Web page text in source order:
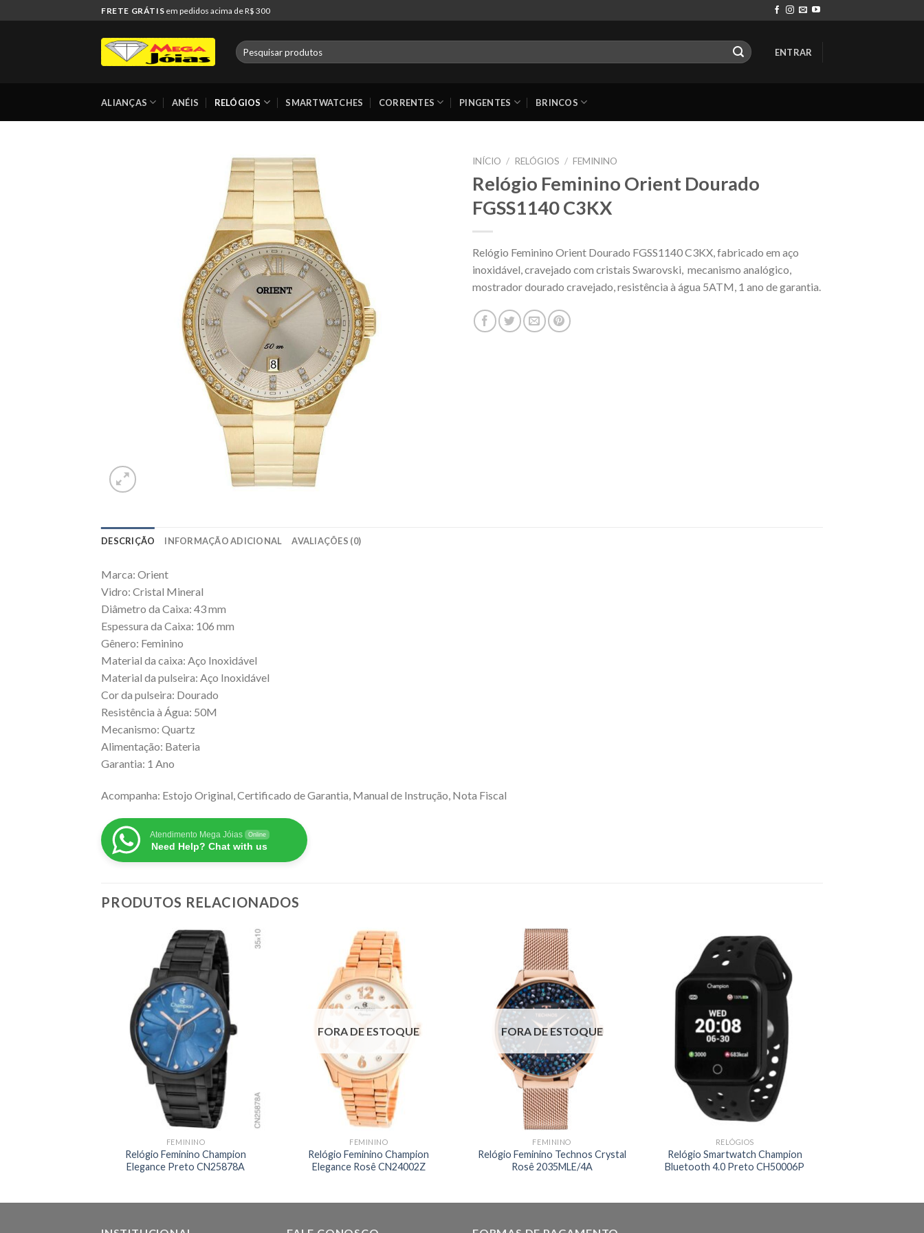
to
FRETE GRÁTIS em pedidos acima de R$ 300
Pesquisar
por:
ENTRAR
ALIANÇAS ANÉIS RELÓGIOS SMARTWATCHES CORRENTES PINGENTES BRINCOS
INÍCIO / RELÓGIOS / FEMININO
Relógio Feminino Orient Dourado
FGSS1140 C3KX
Relógio Feminino Orient Dourado FGSS1140 C3KX, fabricado em aço
inoxidável, cravejado com cristais Swarovski, mecanismo analógico,
mostrador dourado cravejado, resistência à água 5ATM, 1 ano de garantia.
DESCRIÇÃO INFORMAÇÃO ADICIONAL AVALIAÇÕES (0)
Marca: Orient
Vidro: Cristal Mineral
Diâmetro da Caixa: 43 mm
Espessura da Caixa: 106 mm
Gênero: Feminino
Material da caixa: Aço Inoxidável
Material da pulseira: Aço Inoxidável
Cor da pulseira: Dourado
Resistência à Água: 50M
Mecanismo: Quartz
Alimentação: Bateria
Garantia: 1 Ano
Acompanha: Estojo Original, Certificado de Garantia, Manual de Instrução, Nota Fiscal
Atendimento Mega Jóias Online
Need Help? Chat with us
PRODUTOS RELACIONADOS
FEMININO
Relógio Feminino Champion
Elegance Preto CN25878A
FORA DE ESTOQUE
FEMININO
Relógio Feminino Champion
Elegance Rosê CN24002Z
FORA DE ESTOQUE
FEMININO
Relógio Feminino Technos Crystal
Rosê 2035MLE/4A
RELÓGIOS
Relógio Smartwatch Champion
Bluetooth 4.0 Preto CH50006P